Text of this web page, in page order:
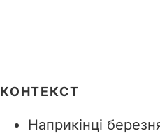
КОНТЕКСТ
Наприкінці